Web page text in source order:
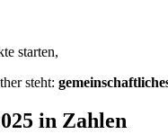
starten,
steht:
in Zahlen